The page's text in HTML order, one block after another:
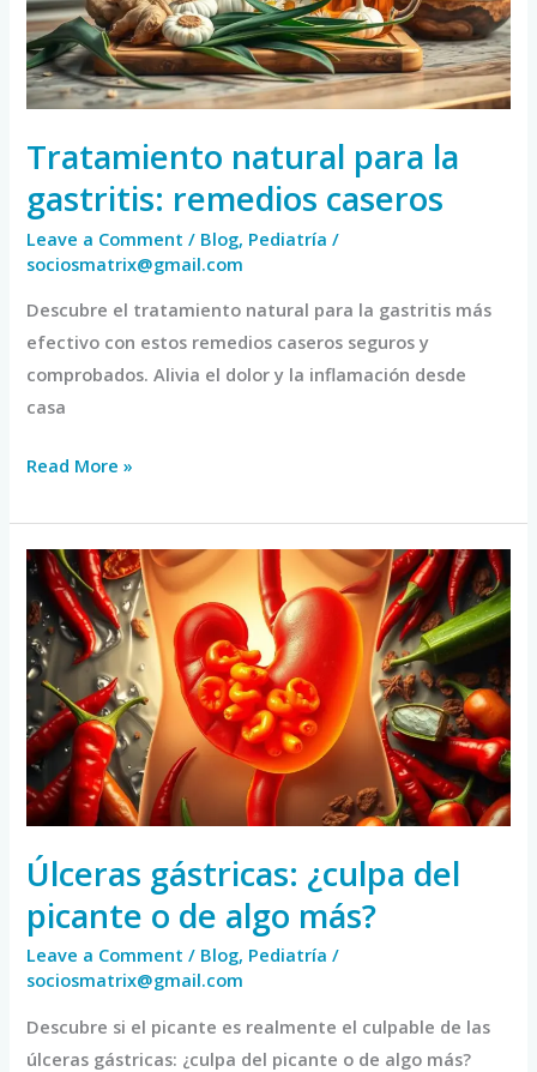
Tratamiento natural para la
gastritis: remedios caseros
Leave a Comment / Blog, Pediatría /
sociosmatrix@gmail.com
Descubre el tratamiento natural para la gastritis más
efectivo con estos remedios caseros seguros y
comprobados. Alivia el dolor y la inflamación desde
casa
remedios
caseros
Read More »
Úlceras gástricas: ¿culpa del
picante o de algo más?
Leave a Comment / Blog, Pediatría /
sociosmatrix@gmail.com
Descubre si el picante es realmente el culpable de las
úlceras gástricas: ¿culpa del picante o de algo más?
Úlceras
gástricas:
¿culpa
del
picante
o
de
algo
más?